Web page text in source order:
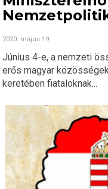
2020. május 19.
Június 4-e, a nemzeti
erős magyar
keretében fiataloknak...